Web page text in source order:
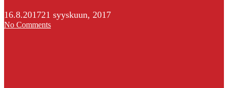
16.8.201721 syyskuun, 2017
No Comments